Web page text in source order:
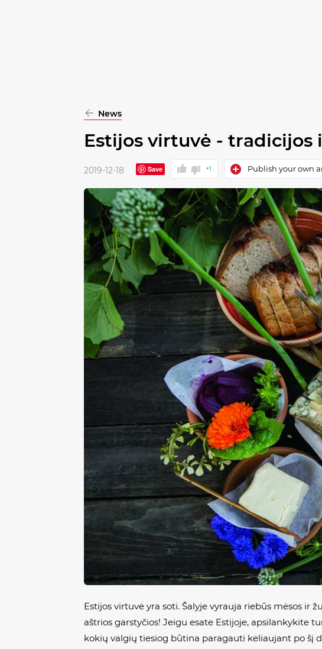
News
Estijos virtuvė -
2019-12-18 Save +1 Publish your own
Estijos virtuvė yra soti. Šalyje vyrauja riebūs mėsos ir
aštrios garstyčios! Jeigu esate Estijoje, apsilankykite
kokių valgių tiesiog būtina paragauti keliaujant po šį